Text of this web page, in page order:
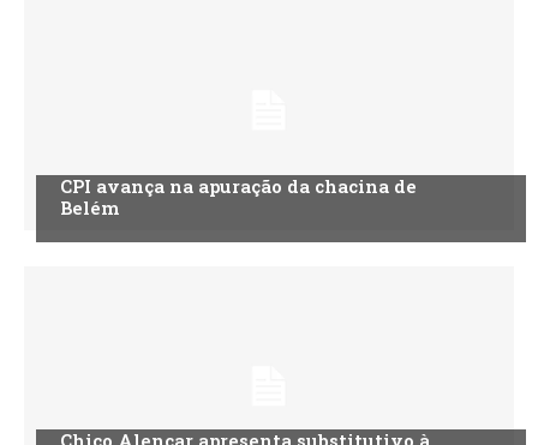
CPI avança na apuração da chacina de
Belém
Chico Alencar apresenta substitutivo à